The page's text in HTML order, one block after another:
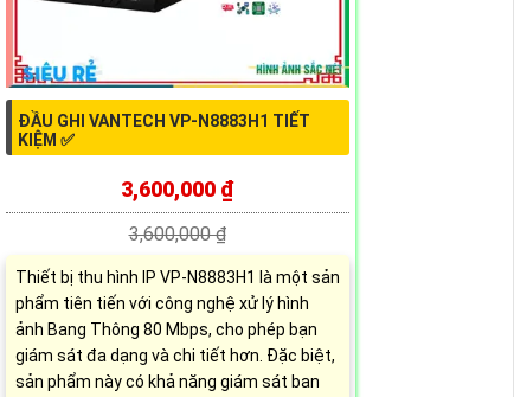
ĐẦU GHI VANTECH VP-N8883H1 TIẾT
KIỆM ✅
3,600,000 ₫
3,600,000 ₫
Thiết bị thu hình IP VP-N8883H1 là một sản
phẩm tiên tiến với công nghệ xử lý hình
ảnh Bang Thông 80 Mbps, cho phép bạn
giám sát đa dạng và chi tiết hơn. Đặc biệt,
sản phẩm này có khả năng giám sát ban